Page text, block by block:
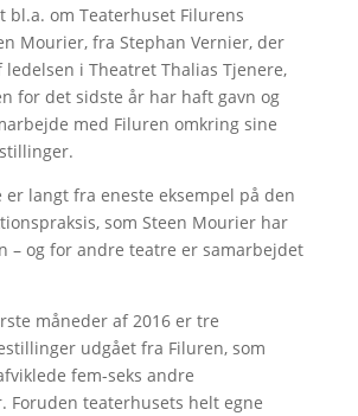
bl.a. om Teaterhuset Filurens
Mourier, fra Stephan Vernier, der
i Theatret Thalias Tjenere,
for det sidste år har haft gavn og
med Filuren omkring sine
er langt fra eneste eksempel på den
som Steen Mourier har
– og for andre teatre er samarbejdet
måneder af 2016 er tre
udgået fra Filuren, som
fem-seks andre
Foruden teaterhusets helt egne